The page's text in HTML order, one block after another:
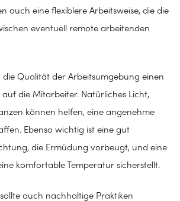
auch eine flexiblere Arbeitsweise, die die
eventuell remote arbeitenden
die Qualität der Arbeitsumgebung einen
auf die Mitarbeiter. Natürliches Licht,
können helfen, eine angenehme
Ebenso wichtig ist eine gut
die Ermüdung vorbeugt, und eine
komfortable Temperatur sicherstellt.
auch nachhaltige Praktiken